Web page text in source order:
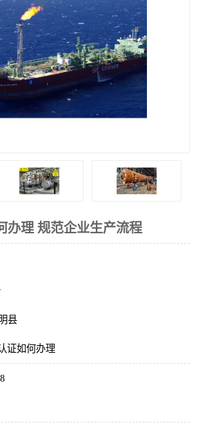
办理 规范企业生产流程
县
证如何办理